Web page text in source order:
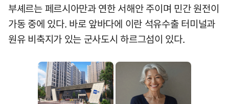
부셰르는 페르시아만과 연한 서해안 주이며 민간 원전이
가동 중에 있다. 바로 앞바다에 이란 석유수출 터미널과
원유 비축지가 있는 군사도시 하르그섬이 있다.